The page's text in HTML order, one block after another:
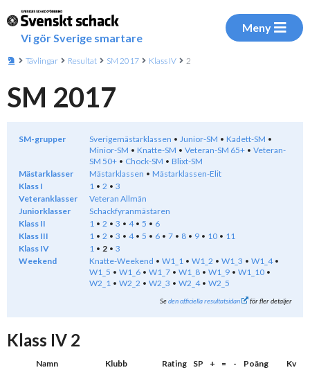
Vi gör Sverige smartare
Meny
Tävlingar Resultat SM 2017 Klass IV 2
SM 2017
SM-grupper Sverigemästarklassen Junior-SM
Kadett-SM
Minior-SM
Knatte-SM Veteran-SM 65+
Veteran-
SM 50+
Chock-SM
Blixt-SM
Mästarklasser
Mästarklassen
Mästarklassen-Elit
Klass I
1 2
3
Veteranklasser
Veteran Allmän
Juniorklasser
Schackfyranmästaren
Klass II
1 2 3 4 5
6
Klass III
1 2 3 4 5 6 7 8 9 10
11
Klass IV
1 2
3
Weekend
Knatte-Weekend W1_1 W1_2 W1_3
W1_4
W1_5
W1_6 W1_7 W1_8 W1_9
W1_10
W2_1
W2_2 W2_3 W2_4 W2_5
Seden officiella resultatsidan för fler detaljer
Klass IV 2
Namn Klubb Rating SP + = - Poäng Kv